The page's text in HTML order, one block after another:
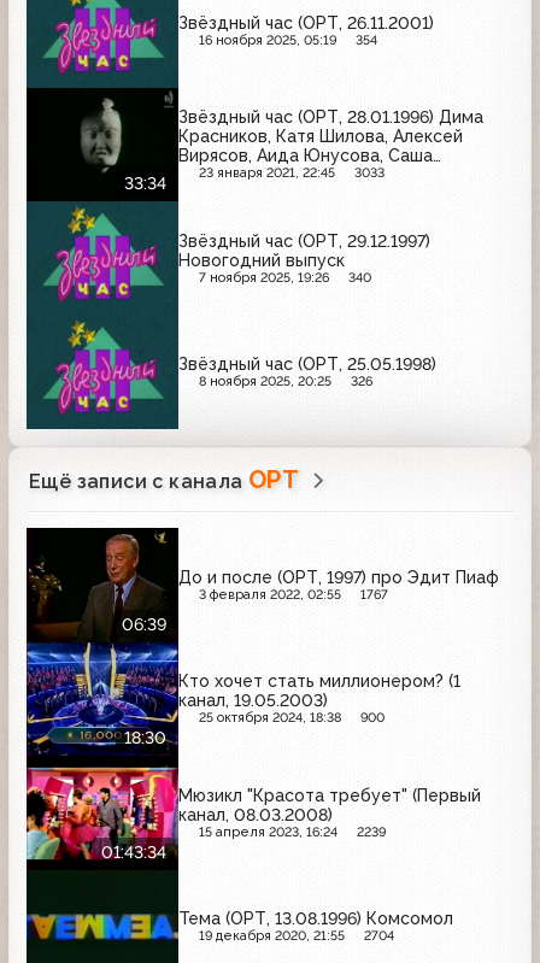
Звёздный час (ОРТ, 26.11.2001)
16 ноября 2025, 05:19 354
33:34
Звёздный час (ОРТ, 28.01.1996) Дима
Красников, Катя Шилова, Алексей
Вирясов, Аида Юнусова, Саша
Лесовой, Саша Дорофеев
23 января 2021, 22:45 3033
Звёздный час (ОРТ, 29.12.1997)
Новогодний выпуск
7 ноября 2025, 19:26 340
Звёздный час (ОРТ, 25.05.1998)
8 ноября 2025, 20:25 326
Ещё записи с канала ОРТ
06:39
До и после (ОРТ, 1997) про Эдит Пиаф
3 февраля 2022, 02:55 1767
18:30
Кто хочет стать миллионером? (1
канал, 19.05.2003)
25 октября 2024, 18:38 900
01:43:34
Мюзикл "Красота требует" (Первый
канал, 08.03.2008)
15 апреля 2023, 16:24 2239
Тема (ОРТ, 13.08.1996) Комсомол
19 декабря 2020, 21:55 2704